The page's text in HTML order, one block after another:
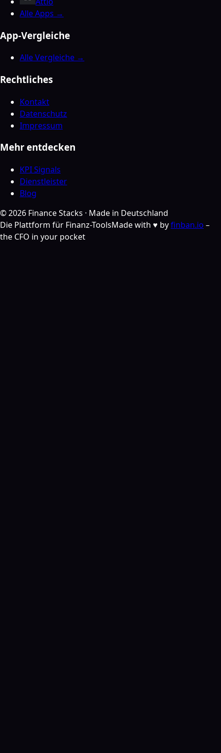
Alle Apps →
App-Vergleiche
Alle Vergleiche →
Rechtliches
Kontakt
Datenschutz
Impressum
Mehr entdecken
KPI Signals
Dienstleister
Blog
©2026 Finance Stacks · Made in Deutschland
Die Plattform für Finanz-ToolsMade with ♥ byfinban.io –
the CFO in your pocket